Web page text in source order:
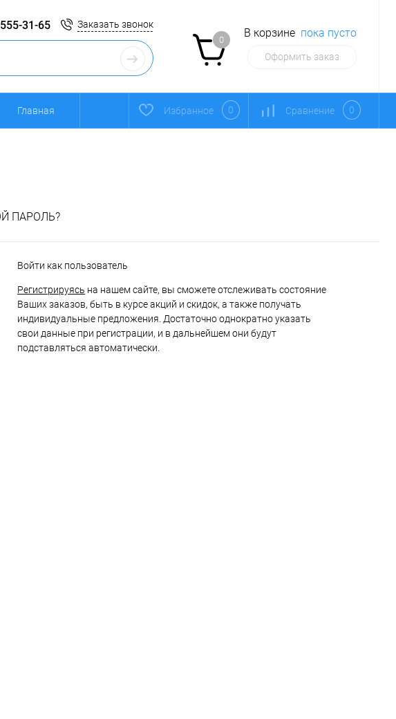
31-65 Заказать звонок
0
В корзине пока пусто
Оформить заказ
Главная Избранное 0 Сравнение 0
ПАРОЛЬ?
Войти как пользователь
Регистрируясь на нашем сайте, вы сможете отслеживать состояние
Ваших заказов, быть в курсе акций и скидок, а также получать
индивидуальные предложения. Достаточно однократно указать
свои данные при регистрации, и в дальнейшем они будут
подставляться автоматически.